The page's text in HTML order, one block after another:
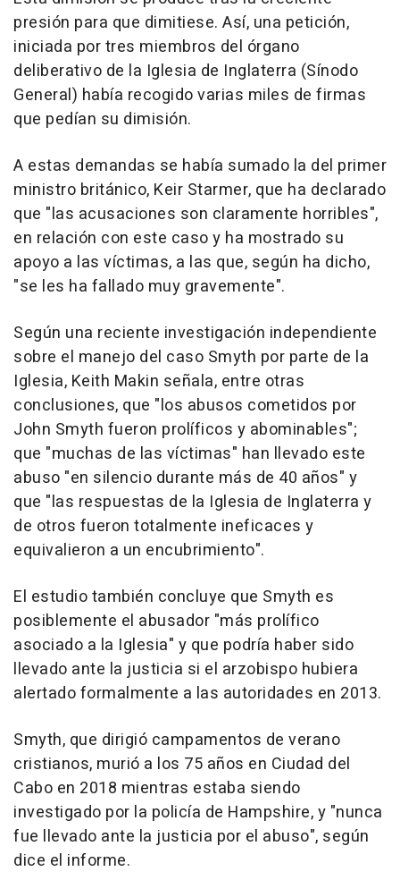
presión para que dimitiese. Así, una petición,
iniciada por tres miembros del órgano
deliberativo de la Iglesia de Inglaterra (Sínodo
General) había recogido varias miles de firmas
que pedían su dimisión.
A estas demandas se había sumado la del primer
ministro británico, Keir Starmer, que ha declarado
que "las acusaciones son claramente horribles",
en relación con este caso y ha mostrado su
apoyo a las víctimas, a las que, según ha dicho,
"se les ha fallado muy gravemente".
Según una reciente investigación independiente
sobre el manejo del caso Smyth por parte de la
Iglesia, Keith Makin señala, entre otras
conclusiones, que "los abusos cometidos por
John Smyth fueron prolíficos y abominables";
que "muchas de las víctimas" han llevado este
abuso "en silencio durante más de 40 años" y
que "las respuestas de la Iglesia de Inglaterra y
de otros fueron totalmente ineficaces y
equivalieron a un encubrimiento".
El estudio también concluye que Smyth es
posiblemente el abusador "más prolífico
asociado a la Iglesia" y que podría haber sido
llevado ante la justicia si el arzobispo hubiera
alertado formalmente a las autoridades en 2013.
Smyth, que dirigió campamentos de verano
cristianos, murió a los 75 años en Ciudad del
Cabo en 2018 mientras estaba siendo
investigado por la policía de Hampshire, y "nunca
fue llevado ante la justicia por el abuso", según
dice el informe.